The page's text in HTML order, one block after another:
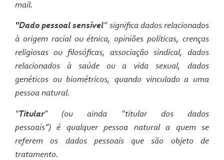
mail.
“Dado pessoal sensível” significa dados relacionados
à origem racial ou étnica, opiniões políticas, crenças
religiosas ou filosóficas, associação sindical, dados
relacionados à saúde ou a vida sexual, dados
genéticos ou biométricos, quando vinculado a uma
pessoa natural.
“Titular” (ou ainda “titular dos dados
pessoais”) é qualquer pessoa natural a quem se
referem os dados pessoais que são objeto de
tratamento.